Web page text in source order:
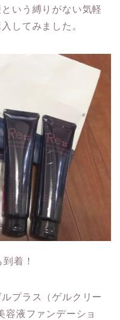
いう縛りがない気軽
してみました。
着！
プラス（ゲルクリー
容液ファンデーショ